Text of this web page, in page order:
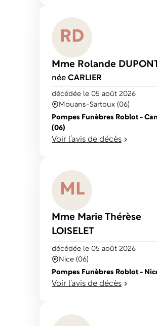
R D
Mme Rolande DUPONT
née CARLIER
Mouans-Sartoux (06)
décédée le 05 août 2026
Pompes Funèbres Roblot -
(06)
Voir l’avis de décès
M L
Mme Marie Thérèse
LOISELET
Nice (06)
décédée le 05 août 2026
Pompes Funèbres Roblot -
Voir l’avis de décès